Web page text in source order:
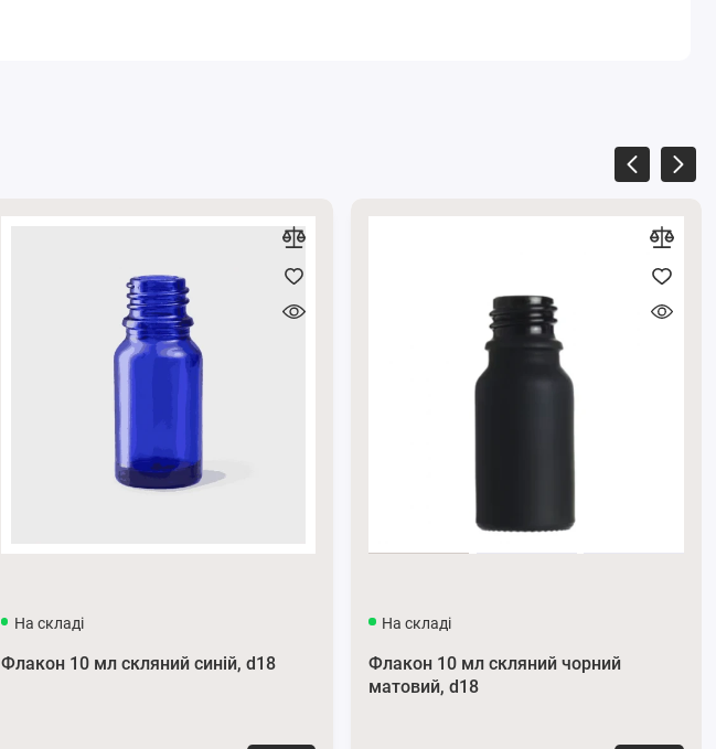
На складі
Флакон 10 мл скляний синій, d18
На складі
Флакон 10 мл скляний чорний
матовий, d18